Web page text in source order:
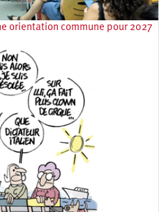
orientation commune pour 2027